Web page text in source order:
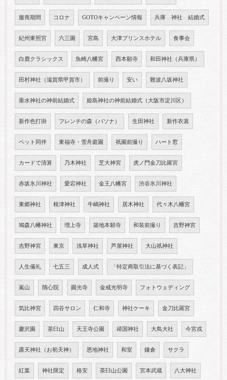
服喪期間 コロナ GOTOキャンペーン情報 兵庫 神社 結婚式
紀州東照宮 六三園 宮島 大津プリンスホテル 食事会
白鹿クラシックス 魚崎八幡宮 西本願寺 和田神社（兵庫県）
田村神社（滋賀県甲賀市） 前撮り 安い 難波八坂神社
垂水神社の神前結婚式 姫島神社の神前結婚式（大阪市淀川区）
新作色打掛 フレンチの森（パソナ） 生田神社 新作衣裳
ペット同伴 東福寺・雪舟庭園 祇園前撮り ハート窓
カードで清算 乃木神社 芝大神宮 虎ノ門金刀比羅宮
赤坂氷川神社 愛宕神社 金王八幡宮 渋谷氷川神社
東郷神社 根津神社 牛嶋神社 居木神社 代々木八幡宮
鳩森八幡神社 増上寺 築地本願寺 和装前撮り 吉野神宮
吉野神宮 東京 浅草神社 芦屋神社 大山祇神社
人生儀礼 七五三 成人式 「特定商取引法に基づく表記」
嵐山 隋心院 圓光寺 金戒光明寺 フォトウェディング
気比神宮 四谷サロン 仁和寺 神社ケーキ 金刀比羅宮
慶沢園 茶臼山 天王寺公園 靖国神社 大鳥大社 今宮戎
露天神社（お初天神） 恩地神社 和室 鎌倉 サクラ
紅葉 神社限定 格安 茶臼山公園 宮本武蔵 八大神社